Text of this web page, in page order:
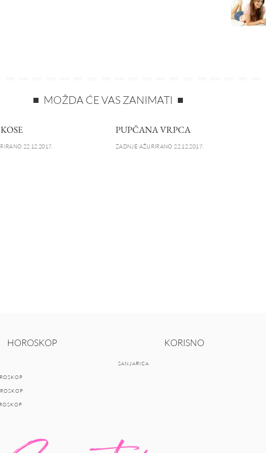
MOŽDA ĆE VAS ZANIMATI
22.12.2017.
PUPČANA VRPCA
ZADNJE AŽURIRANO 22.12.2017.
HOROSKOP KORISNO
SANJARICA